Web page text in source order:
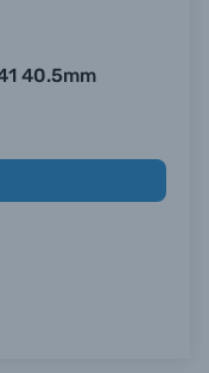
40.5mm